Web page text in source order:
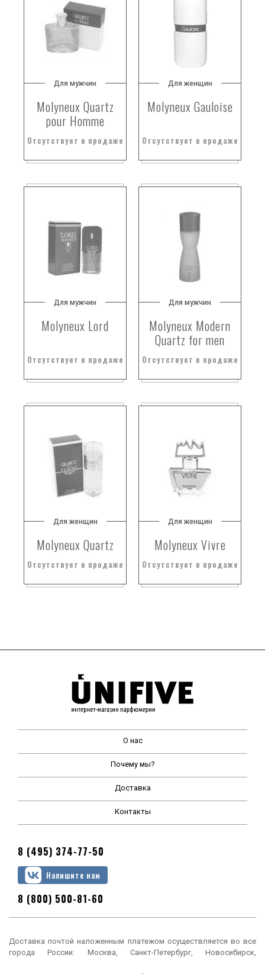
Для мужчин
Molyneux Quartz
pour Homme
Отсутствует в продаже
Для женщин
Molyneux Gauloise
Отсутствует в продаже
Для мужчин
Molyneux Lord
Отсутствует в продаже
Для мужчин
Molyneux Modern
Quartz for men
Отсутствует в продаже
Для женщин
Molyneux Quartz
Отсутствует в продаже
Для женщин
Molyneux Vivre
Отсутствует в продаже
О нас
Почему мы?
Доставка
Контакты
8 (495) 374-77-50
Напишите нам
8 (800) 500-81-60
Доставка почтой наложенным платежом осуществляется во все
города России: Москва, Санкт-Петербург, Новосибирск,